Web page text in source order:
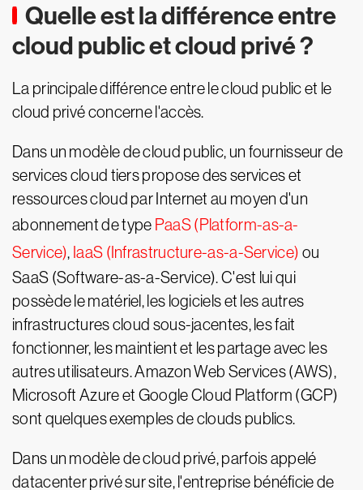
Quelle est la différence entre
cloud public et cloud privé ?
La principale différence entre le cloud public et le
cloud privé concerne l'accès.
Dans un modèle de cloud public, un fournisseur de
services cloud tiers propose des services et
ressources cloud par Internet au moyen d'un
abonnement de type PaaS (Platform-as-a-
Service), IaaS (Infrastructure-as-a-Service) ou
SaaS (Software-as-a-Service). C'est lui qui
possède le matériel, les logiciels et les autres
infrastructures cloud sous-jacentes, les fait
fonctionner, les maintient et les partage avec les
autres utilisateurs. Amazon Web Services (AWS),
Microsoft Azure et Google Cloud Platform (GCP)
sont quelques exemples de clouds publics.
Dans un modèle de cloud privé, parfois appelé
datacenter privé sur site, l'entreprise bénéficie de